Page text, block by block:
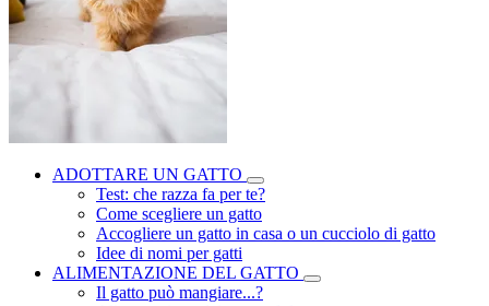
ADOTTARE UN GATTO
Test: che razza fa per te?
Come scegliere un gatto
Accogliere un gatto in casa o un cucciolo di gatto
Idee di nomi per gatti
ALIMENTAZIONE DEL GATTO
Il gatto può mangiare...?